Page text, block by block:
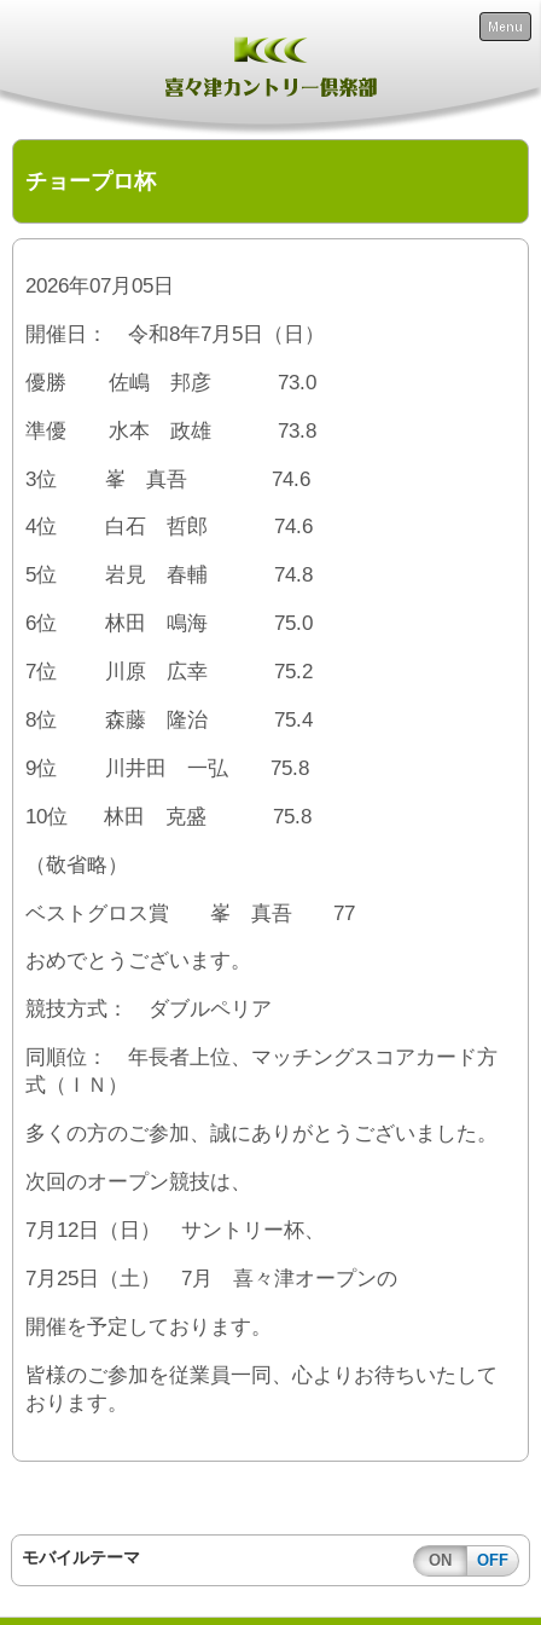
Menu
チョープロ杯
2026年07月05日
開催日： 令和8年7月5日（日）
優勝 佐嶋 邦彦 73.0
準優 水本 政雄 73.8
3位 峯 真吾 74.6
4位 白石 哲郎 74.6
5位 岩見 春輔 74.8
6位 林田 鳴海 75.0
7位 川原 広幸 75.2
8位 森藤 隆治 75.4
9位 川井田 一弘 75.8
10位 林田 克盛 75.8
（敬省略）
ベストグロス賞 峯 真吾 77
おめでとうございます。
競技方式： ダブルペリア
同順位： 年長者上位、マッチングスコアカード方
式（ＩＮ）
多くの方のご参加、誠にありがとうございました。
次回のオープン競技は、
7月12日（日） サントリー杯、
7月25日（土） 7月 喜々津オープンの
開催を予定しております。
皆様のご参加を従業員一同、心よりお待ちいたして
おります。
モバイルテーマ ON OFF